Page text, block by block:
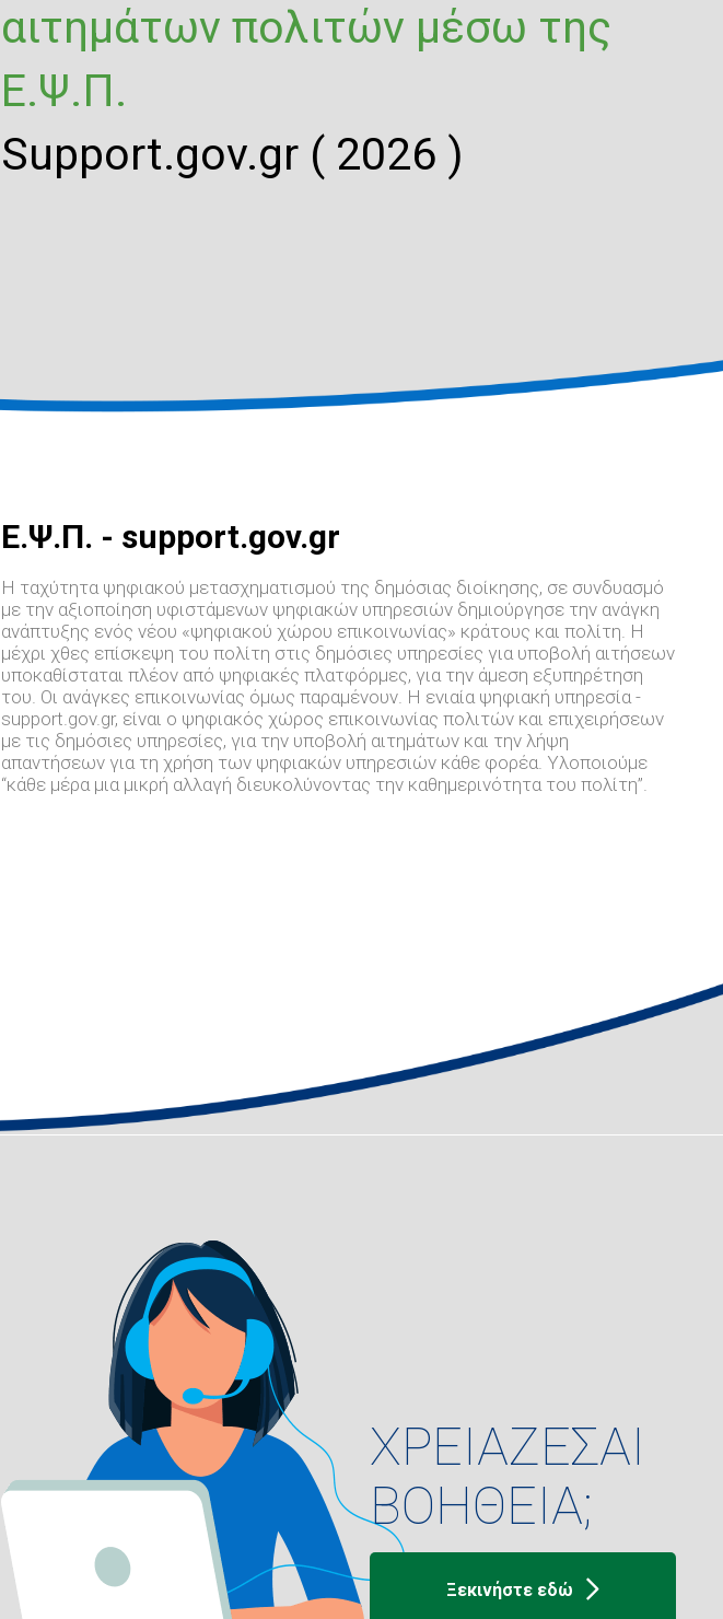
αιτημάτων πολιτών μέσω της
Ε.Ψ.Π.
Support.gov.gr ( 2026 )
E.Ψ.Π. - support.gov.gr
Η ταχύτητα ψηφιακού μετασχηματισμού της δημόσιας διοίκησης, σε συνδυασμό
με την αξιοποίηση υφιστάμενων ψηφιακών υπηρεσιών δημιούργησε την ανάγκη
ανάπτυξης ενός νέου «ψηφιακού χώρου επικοινωνίας» κράτους και πολίτη. Η
μέχρι χθες επίσκεψη του πολίτη στις δημόσιες υπηρεσίες για υποβολή αιτήσεων
υποκαθίσταται πλέον από ψηφιακές πλατφόρμες, για την άμεση εξυπηρέτηση
του. Οι ανάγκες επικοινωνίας όμως παραμένουν. Η ενιαία ψηφιακή υπηρεσία -
support.gov.gr, είναι ο ψηφιακός χώρος επικοινωνίας πολιτών και επιχειρήσεων
με τις δημόσιες υπηρεσίες, για την υποβολή αιτημάτων και την λήψη
απαντήσεων για τη χρήση των ψηφιακών υπηρεσιών κάθε φορέα. Υλοποιούμε
“κάθε μέρα μια μικρή αλλαγή διευκολύνοντας την καθημερινότητα του πολίτη”.
ΧΡΕΙΑΖΕΣΑΙ
ΒΟΗΘΕΙΑ;
Ξεκινήστε εδώ